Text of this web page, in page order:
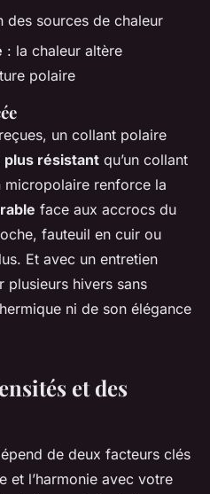
sources de chaleur
: la chaleur altère
polaire
un collant polaire
plus résistant qu’un collant
micropolaire renforce la
face aux accrocs du
fauteuil en cuir ou
Et avec un entretien
plusieurs hivers sans
ni de son élégance
et des
de deux facteurs clés
et l’harmonie avec votre